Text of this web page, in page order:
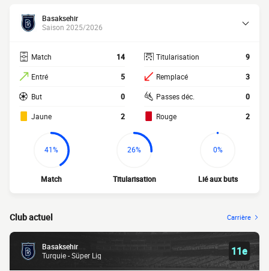
Basaksehir
Saison 2025/2026
Match 14
Entré 5
But 0
Jaune 2
Titularisation 9
Remplacé 3
Passes déc. 0
Rouge 2
41%
Match
26%
Titularisation
0%
Lié aux buts
Club actuel Carrière
Basaksehir
Turquie - Süper Lig
11e